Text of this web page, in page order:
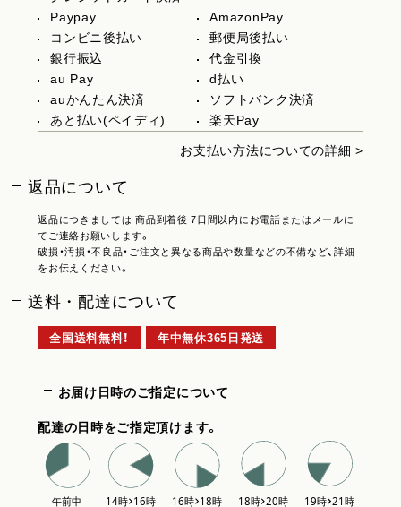
Paypay
AmazonPay
コンビニ後払い
郵便局後払い
銀行振込
代金引換
au Pay
d払い
auかんたん決済
ソフトバンク決済
あと払い(ペイディ)
楽天Pay
お支払い方法についての詳細 >
返品について
返品につきましては 商品到着後 7日間以内にお電話またはメールに
てご連絡お願いします。
破損・汚損・不良品・ご注文と異なる商品や数量などの不備など、詳細
をお伝えください。
送料・配達について
全国送料無料！ 年中無休365日発送
お届け日時のご指定について
配達の日時をご指定頂けます。